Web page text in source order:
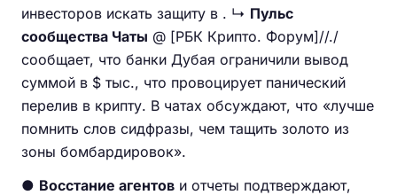
инвесторов искать защиту в . ↳ Пульс
сообщества Чаты @ [РБК Крипто. Форум]//./
сообщает, что банки Дубая ограничили вывод
суммой в $ тыс., что провоцирует панический
перелив в крипту. В чатах обсуждают, что «лучше
помнить слов сидфразы, чем тащить золото из
зоны бомбардировок».
● Восстание агентов и отчеты подтверждают,